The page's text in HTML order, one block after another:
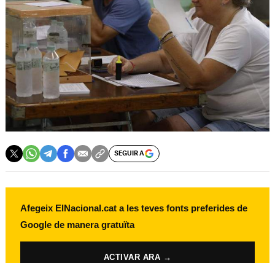
SEGUIR A
Afegeix ElNacional.cat a les teves fonts preferides de
Google de manera gratuïta
ACTIVAR ARA →